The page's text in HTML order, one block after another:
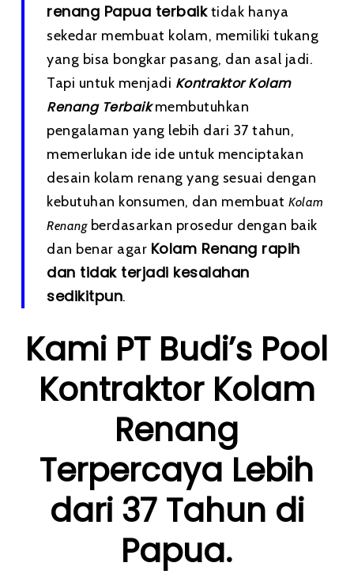
renang Papua terbaiktidak hanya
sekedar membuat kolam, memiliki tukang
yang bisa bongkar pasang, dan asal jadi.
Tapi untuk menjadi Kontraktor Kolam
Renang Terbaikmembutuhkan
pengalaman yang lebih dari 37 tahun,
memerlukan ide ide untuk menciptakan
desain kolam renang yang sesuai dengan
kebutuhan konsumen, dan membuatKolam
Renangberdasarkan prosedur dengan baik
dan benar agar Kolam Renang rapih
dan tidak terjadi kesalahan
sedikitpun.
Kami PT Budi’s Pool
Kontraktor Kolam
Renang
Terpercaya Lebih
dari 37 Tahun di
Papua.